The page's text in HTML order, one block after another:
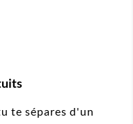
te sépares d'un